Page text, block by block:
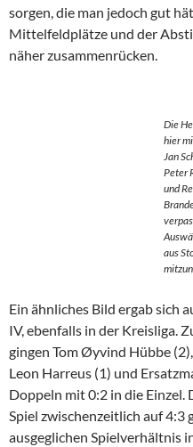
sorgen, die man jedoch gut
Mittelfeldplätze und der
näher zusammenrücken.
Die
hier
Jan
Peter
und
aus
Ein ähnliches Bild ergab sich
IV, ebenfalls in der Kreisliga.
gingen Tom Øyvind Hübbe
Leon Harreus (1) und
Doppeln mit 0:2 in die Einzel.
Spiel zwischenzeitlich auf
ausgeglichen Spielverhältnis